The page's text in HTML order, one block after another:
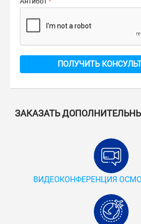
ПОЛУЧИТЬ
ЗАКАЗАТЬ
ВИДЕОКОНФЕРЕНЦИЯ